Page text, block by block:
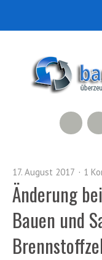
17. August 2017 1
Änderung
Bauen und